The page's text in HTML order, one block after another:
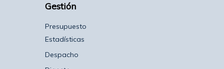
Gestión
Presupuesto
Estadísticas
Despacho